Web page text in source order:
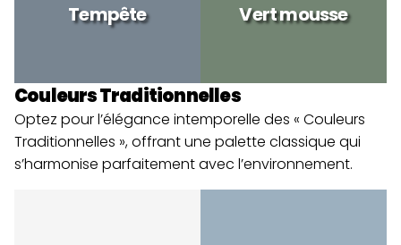
Tempête Vert mousse
Couleurs Traditionnelles
Optez pour l’élégance intemporelle des « Couleurs
Traditionnelles », offrant une palette classique qui
s’harmonise parfaitement avec l’environnement.